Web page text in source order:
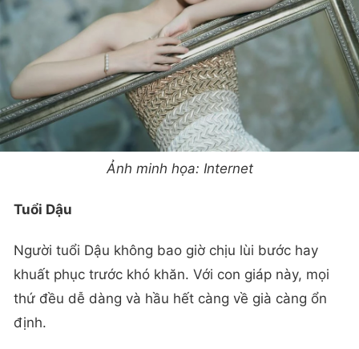
Ảnh minh họa: Internet
Tuổi Dậu
Người tuổi Dậu không bao giờ chịu lùi bước hay
khuất phục trước khó khăn. Với con giáp này, mọi
thứ đều dễ dàng và hầu hết càng về già càng ổn
định.